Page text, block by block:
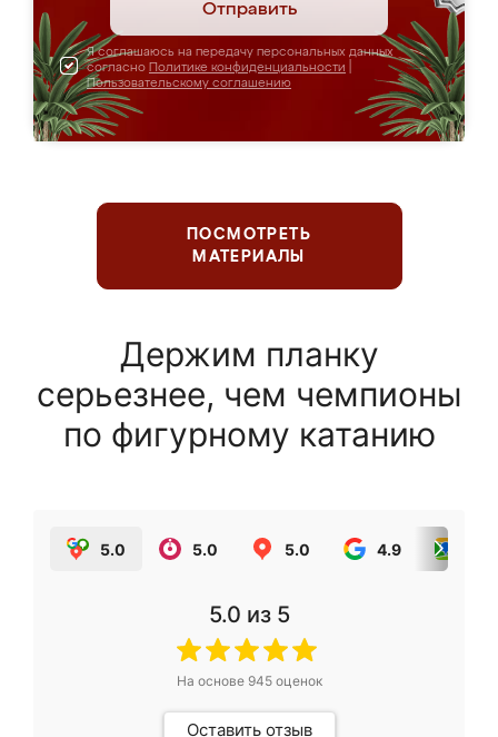
Отправить
Я соглашаюсь на передачу персональных данных
согласно Политике конфиденциальности
Пользовательскому соглашению
ПОСМОТРЕТЬ
МАТЕРИАЛЫ
Держим планку
серьезнее, чем чемпионы
по фигурному катанию
5.0 5.0 5.0 4.9
5.0 из 5
На основе 945оценок
Оставить отзыв